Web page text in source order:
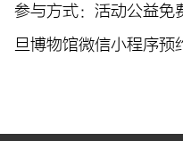
参与方式：活动公益免
旦博物馆微信小程序预